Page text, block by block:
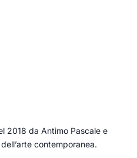
2018 da Antimo Pascale e
contemporanea.